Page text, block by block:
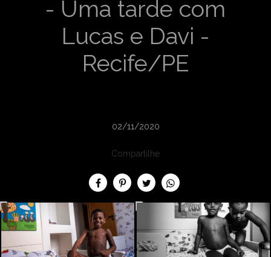
- Uma tarde com
Lucas e Davi -
Recife/PE
02/11/2020
Compartilhe